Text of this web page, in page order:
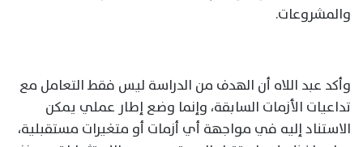
والمشروعات.
وأكد عبد اللاه أن الهدف من الدراسة ليس فقط التعامل مع
تداعيات الأزمات السابقة، وإنما وضع إطار عملي يمكن
الاستناد إليه في مواجهة أي أزمات أو متغيرات مستقبلية،